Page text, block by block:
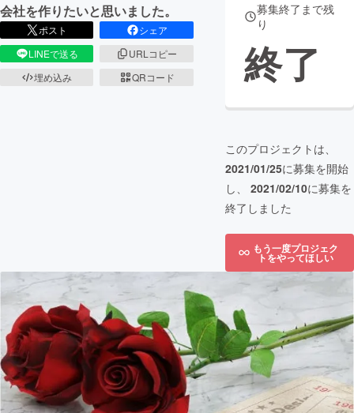
会社を作りたいと思いました。
ポスト
シェア
LINEで送る
URLコピー
埋め込み
QRコード
募集終了まで残
り
終了
このプロジェクトは、
2021/01/25に募集を開始
し、 2021/02/10に募集を
終了しました
もう一度プロジェク
トをやってほしい